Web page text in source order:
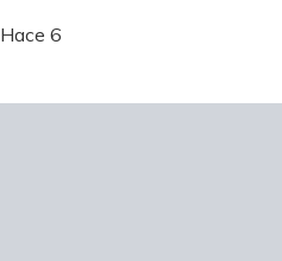
Hace 6